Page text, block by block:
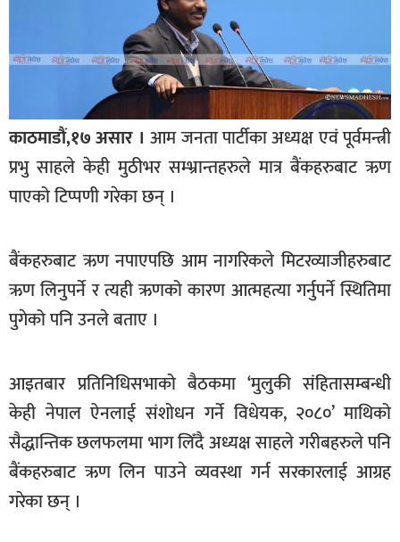
विशेष
प्रमुख
समाचार
राष्ट्रिय
अन्तरबार्ता
अर्थ
मनोरञ्जन
फोटो
/
भिडियो
अन्य
काठमाडौं,१७ असार । आम जनता पार्टीका अध्यक्ष एवं पूर्वमन्त्री
प्रभु साहले केही मुठीभर सम्भ्रान्तहरुले मात्र बैंकहरुबाट ऋण
पाएको टिप्पणी गरेका छन् ।
बैंकहरुबाट ऋण नपाएपछि आम नागरिकले मिटरव्याजीहरुबाट
ऋण लिनुपर्ने र त्यही ऋणको कारण आत्महत्या गर्नुपर्ने स्थितिमा
पुगेको पनि उनले बताए ।
आइतबार प्रतिनिधिसभाको बैठकमा ‘मुलुकी संहितासम्बन्धी
केही नेपाल ऐनलाई संशोधन गर्ने विधेयक, २०८०’ माथिको
सैद्धान्तिक छलफलमा भाग लिँदै अध्यक्ष साहले गरीबहरुले पनि
बैंकहरुबाट ऋण लिन पाउने व्यवस्था गर्न सरकारलाई आग्रह
गरेका छन् ।